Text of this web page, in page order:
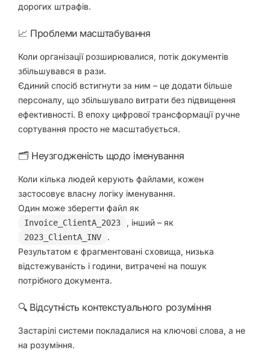
дорогих штрафів.
📈 Проблеми масштабування
Коли організації розширювалися, потік документів
збільшувався в рази.
Єдиний спосіб встигнути за ним – це додати більше
персоналу, що збільшувало витрати без підвищення
ефективності. В епоху цифрової трансформації ручне
сортування просто не масштабується.
🗂️ Неузгодженість щодо іменування
Коли кілька людей керують файлами, кожен
застосовує власну логіку іменування.
Один може зберегти файл як
Invoice_ClientA_2023 , інший – як
2023_ClientA_INV
.
Результатом є фрагментовані сховища, низька
відстежуваність і години, витрачені на пошук
потрібного документа.
🔍 Відсутність контекстуального розуміння
Застарілі системи покладалися на ключові слова, а не
на розуміння.